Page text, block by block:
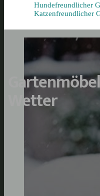
Hundefreundlicher
Katzenfreundlicher
Wetter